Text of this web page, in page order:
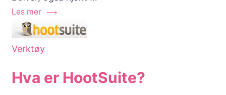
Les mer
Verktøy
Hva er HootSuite?